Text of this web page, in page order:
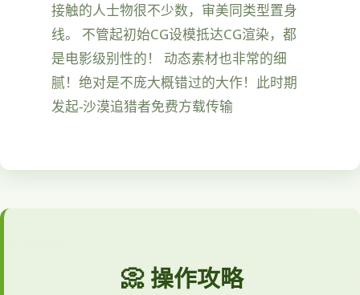
接触的人士物很不少数，审美同类型置身
线。 不管起初始CG设模抵达CG渲染，都
是电影级别性的！ 动态素材也非常的细
腻！绝对是不庞大概错过的大作！此时期
发起-沙漠追猎者免费方载传输
📀 操作攻略